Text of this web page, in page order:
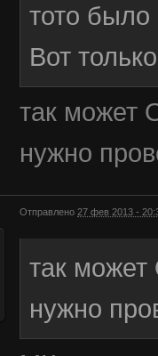
тото было
Вот
так может
нужно
Отправлено 27 фев 2013 -
так может
нужно